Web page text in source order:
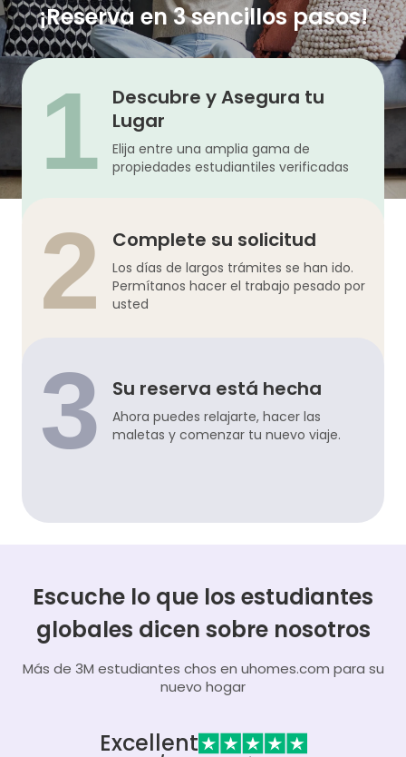
¡Reserva en 3 sencillos pasos!
1
Descubre y Asegura tu
Lugar
Elija entre una amplia gama de
propiedades estudiantiles verificadas
2 Complete su solicitud
Los días de largos trámites se han ido.
Permítanos hacer el trabajo pesado por
usted
3 Su reserva está hecha
Ahora puedes relajarte, hacer las
maletas y comenzar tu nuevo viaje.
Escuche lo que los estudiantes
globales dicen sobre nosotros
Más de 3M estudiantes chos en uhomes.com para su
nuevo hogar
Excellent